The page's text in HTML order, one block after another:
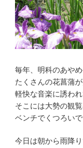
毎年、明科のあや
たくさんの花菖蒲
軽快な音楽に誘わ
そこには大勢の観
ベンチでくつろいで
今日は朝から雨降り